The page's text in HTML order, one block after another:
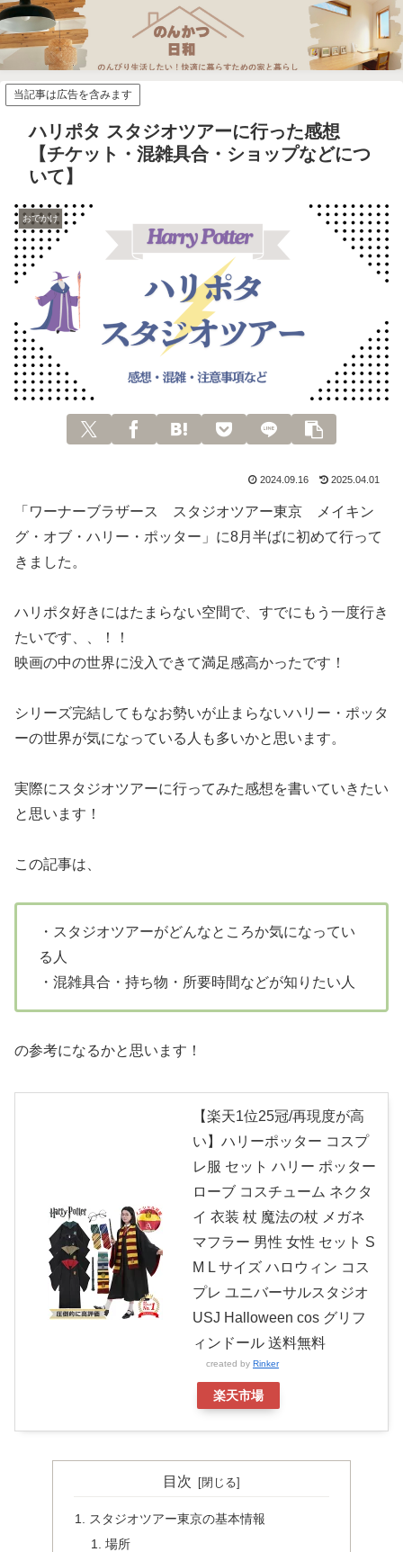
当記事は広告を含みます
ハリポタ スタジオツアーに行った感想
【チケット・混雑具合・ショップなどにつ
いて】
おでかけ
2024.09.16 2025.04.01
「ワーナーブラザース スタジオツアー東京 メイキン
グ・オブ・ハリー・ポッター」に8月半ばに初めて行って
きました。
ハリポタ好きにはたまらない空間で、すでにもう一度行き
たいです、、！！
映画の中の世界に没入できて満足感高かったです！
シリーズ完結してもなお勢いが止まらないハリー・ポッタ
ーの世界が気になっている人も多いかと思います。
実際にスタジオツアーに行ってみた感想を書いていきたい
と思います！
この記事は、
・スタジオツアーがどんなところか気になってい
る人
・混雑具合・持ち物・所要時間などが知りたい人
の参考になるかと思います！
【楽天1位25冠/再現度が高
い】ハリーポッター コスプ
レ服 セット ハリー ポッター
ローブ コスチューム ネクタ
イ 衣装 杖 魔法の杖 メガネ
マフラー 男性 女性 セット S
M L サイズ ハロウィン コス
プレ ユニバーサルスタジオ
USJ Halloween cos グリフ
ィンドール 送料無料
created by Rinker
楽天市場
目次
スタジオツアー東京の基本情報
場所